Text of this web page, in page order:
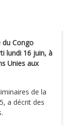
du Congo
lundi 16 juin, à
Unies aux
de la
a décrit des